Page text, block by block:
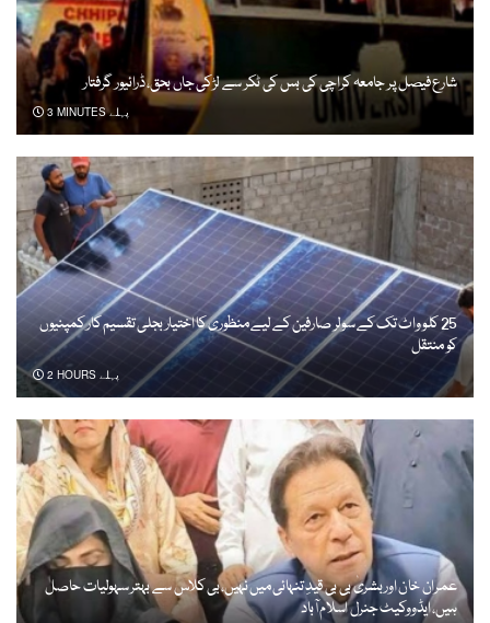
شارع فیصل پر جامعہ کراچی کی بس کی ٹکر سے لڑکی جاں بحق، ڈرائیور گرفتار
3 MINUTES پہلے
25 کلو واٹ تک کے سولر صارفین کے لیے منظوری کا اختیار بجلی تقسیم کار کمپنیوں
کو منتقل
2 HOURS پہلے
عمران خان اور بشریٰ بی بی قیدِ تنہائی میں نہیں، بی کلاس سے بہتر سہولیات حاصل
ہیں، ایڈووکیٹ جنرل اسلام آباد